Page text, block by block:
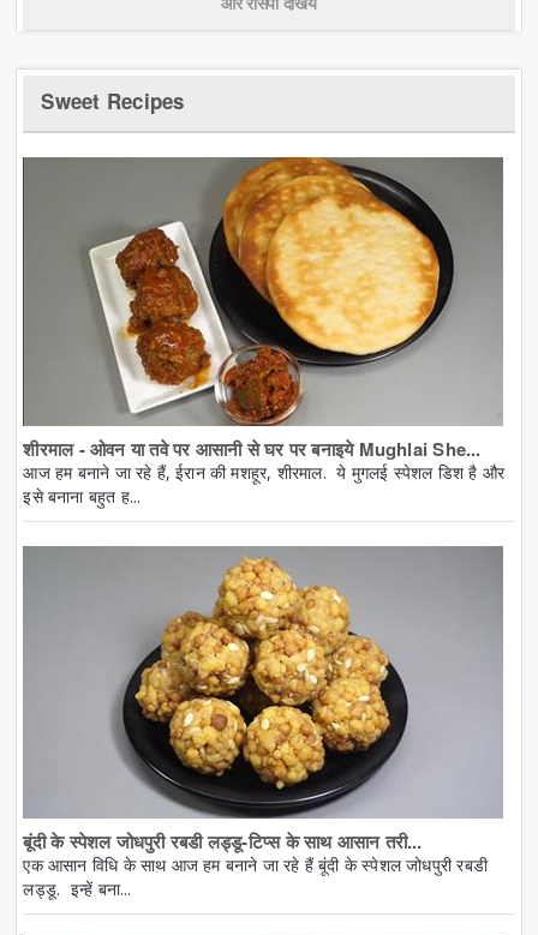
Sweet Recipes
शीरमाल - ओवन या तवे पर आसानी से घर पर बनाइये Mughlai She...
आज हम बनाने जा रहे हैं, ईरान की मशहूर, शीरमाल. ये मुगलई स्पेशल डिश है और
इसे बनाना बहुत ह...
बूंदी के स्पेशल जोधपुरी रबडी लड्डू-टिप्स के साथ आसान तरी...
एक आसान विधि के साथ आज हम बनाने जा रहे हैं बूंदी के स्पेशल जोधपुरी रबडी
लड्डू. इन्हें बना...